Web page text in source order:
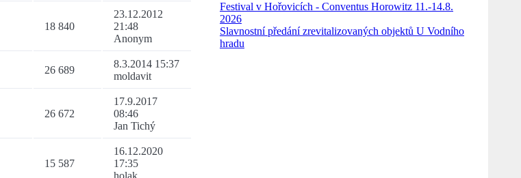
18 840
23.12.2012
21:48
Anonym
26 689
8.3.2014 15:37
moldavit
26 672
17.9.2017
08:46
Jan Tichý
15 587
16.12.2020
17:35
Festival v Hořovicích - Conventus Horowitz 11.-14.8.
2026
Slavnostní předání zrevitalizovaných objektů U Vodního
hradu